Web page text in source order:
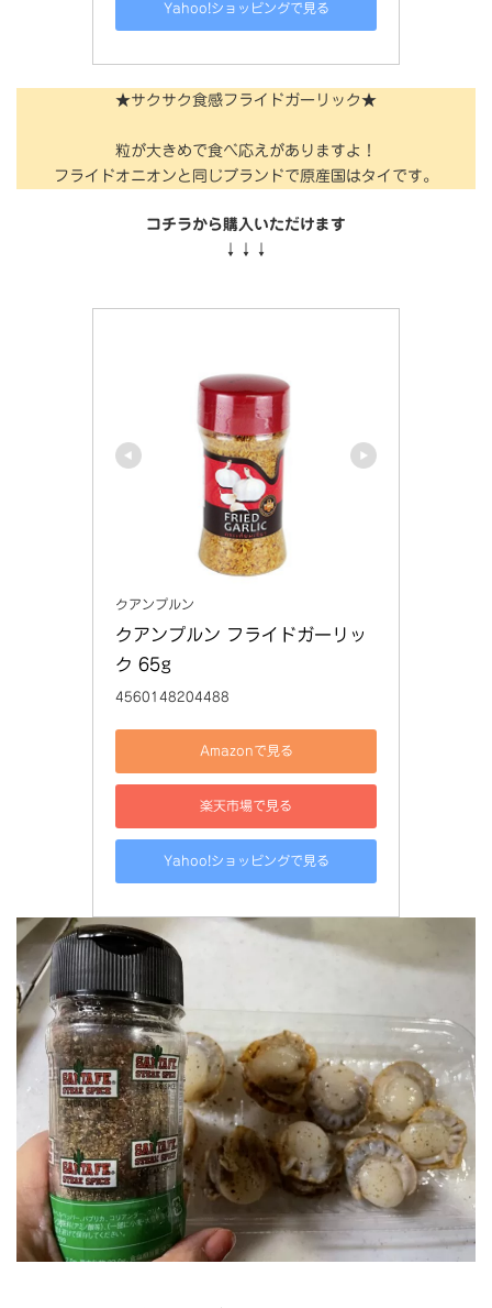
Yahoo!ショッピングで見る
★サクサク食感フライドガーリック★
粒が大きめで食べ応えがありますよ！
フライドオニオンと同じブランドで原産国はタイです。
コチラから購入いただけます
↓↓↓
クアンプルン
クアンプルン フライドガーリッ
ク 65g
4560148204488
Amazonで見る
楽天市場で見る
Yahoo!ショッピングで見る